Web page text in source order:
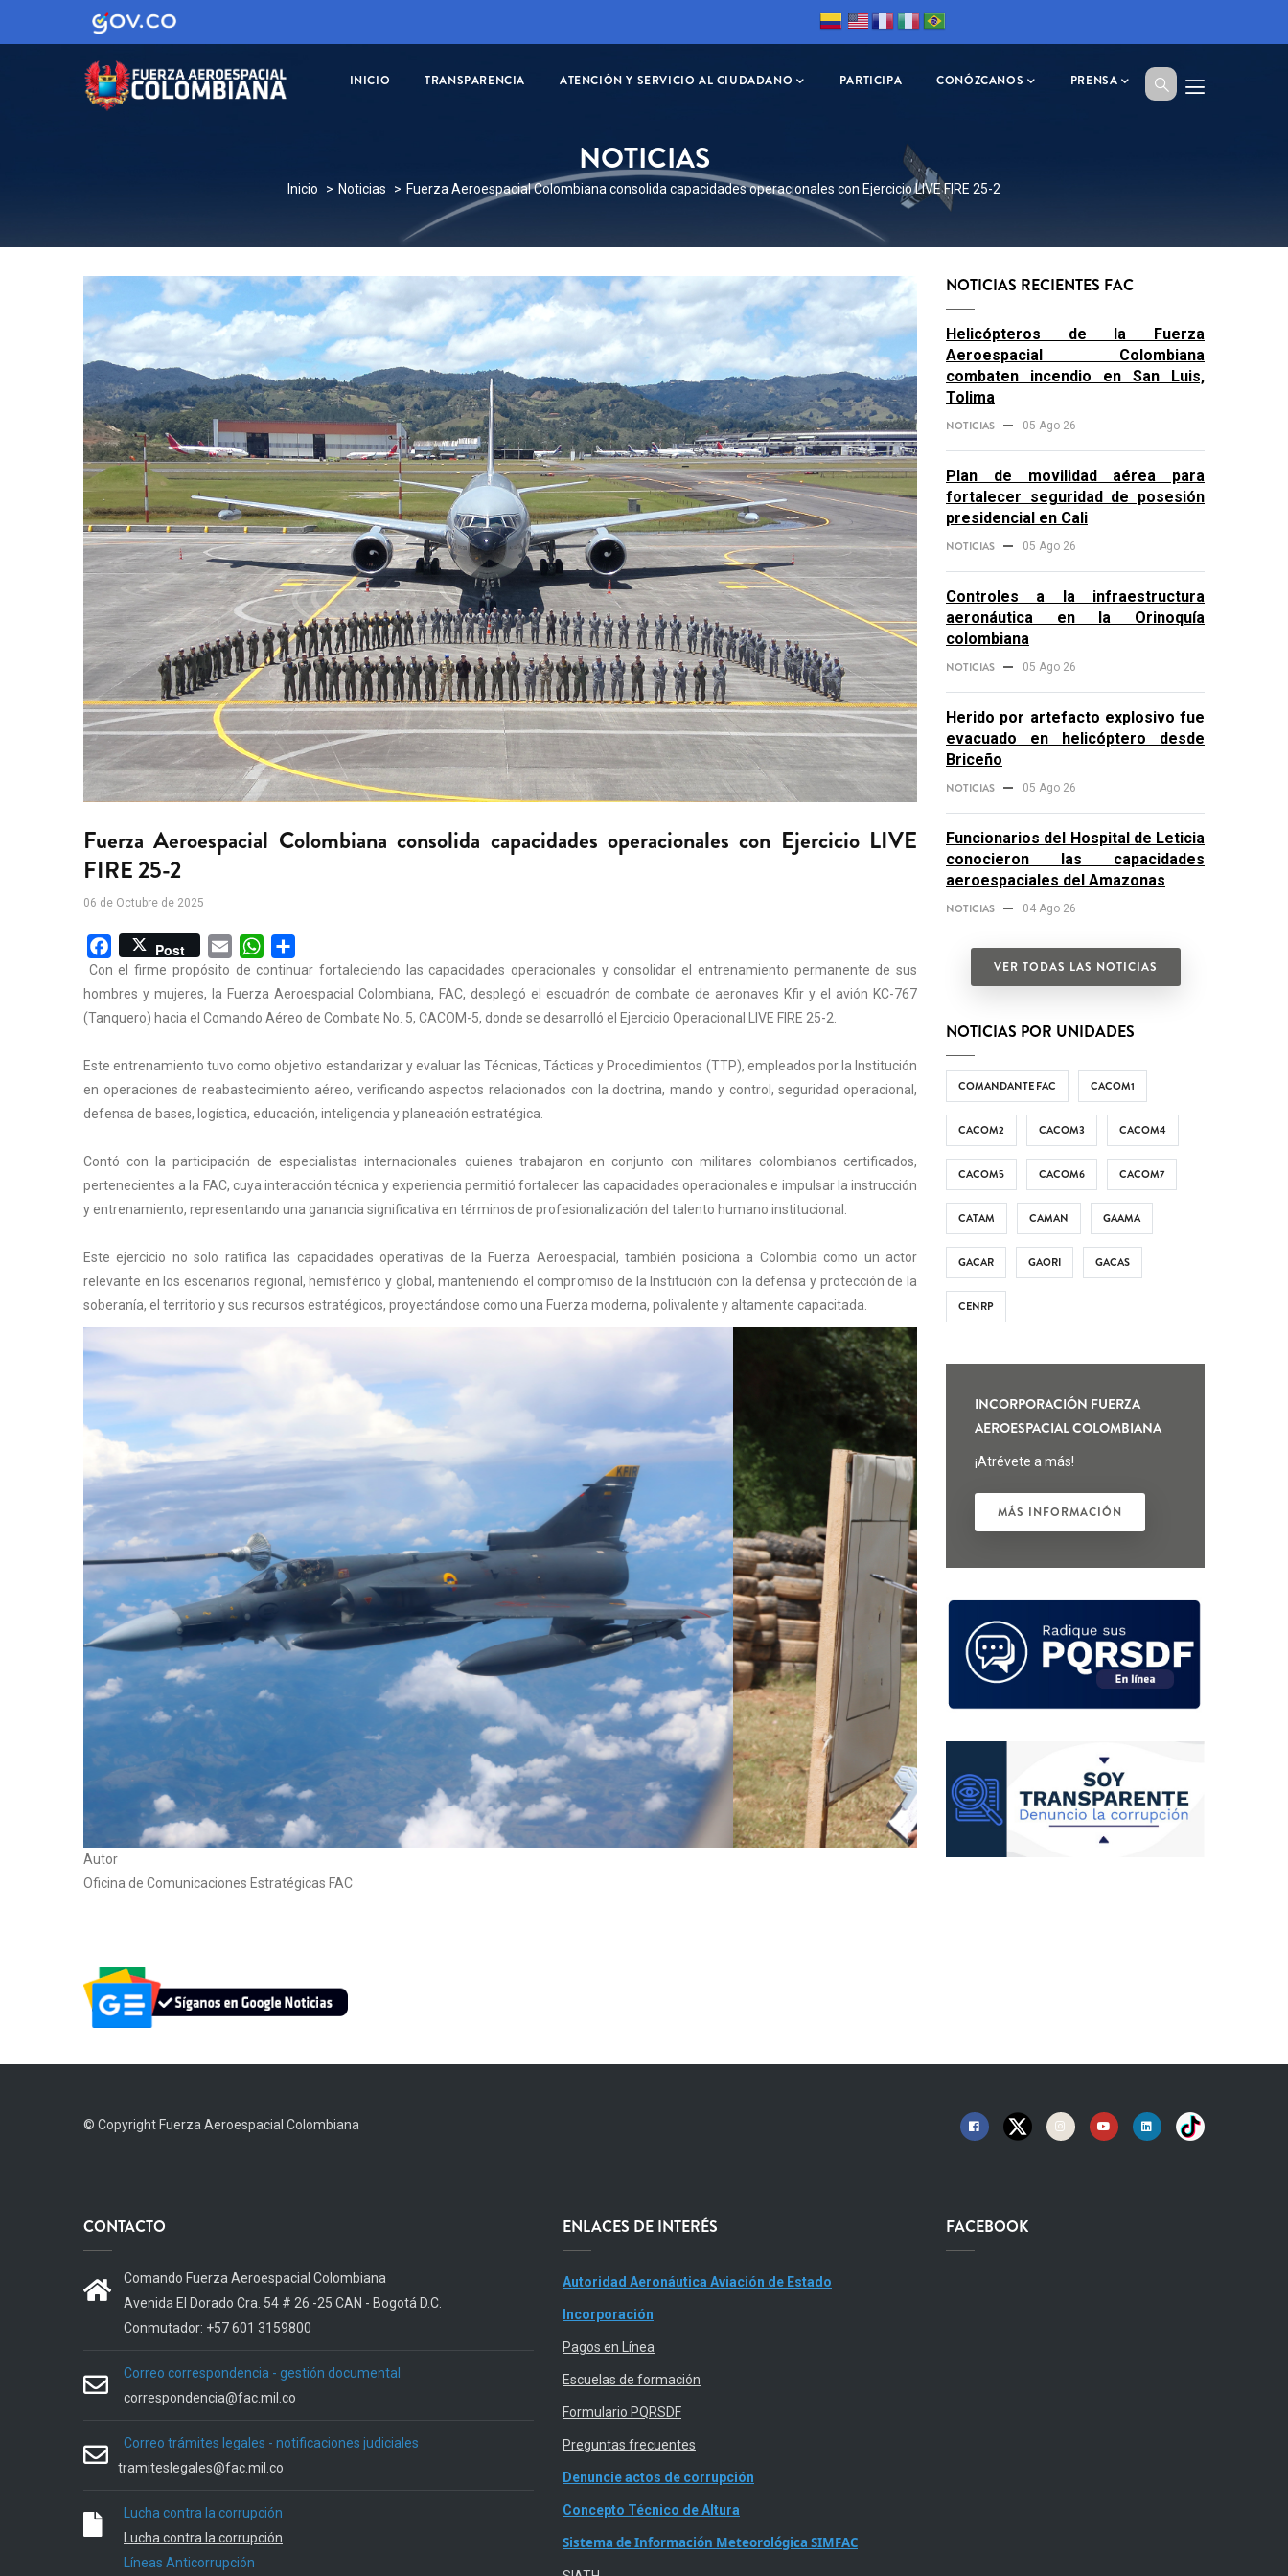
NAVIGATION
INICIO TRANSPARENCIA ATENCIÓN Y SERVICIO AL CIUDADANO PARTICIPA CONÓZCANOS PRENSA
NOTICIAS
SOBRESCRIBIR
DE
AYUDA
A
LA
NAVEGACIÓN
Inicio Noticias Fuerza Aeroespacial Colombiana consolida capacidades operacionales con Ejercicio LIVE FIRE 25-2
Fuerza Aeroespacial Colombiana consolida capacidades operacionales con Ejercicio LIVE
FIRE 25-2
06 de Octubre de 2025
Facebook
Post Email WhatsApp
Con el firme propósito de continuar fortaleciendo las capacidades operacionales y consolidar el entrenamiento permanente de sus
hombres y mujeres, la Fuerza Aeroespacial Colombiana, FAC, desplegó el escuadrón de combate de aeronaves Kfir y el avión KC-767
(Tanquero) hacia el Comando Aéreo de Combate No. 5, CACOM-5, donde se desarrolló el Ejercicio Operacional LIVE FIRE 25-2.
Este entrenamiento tuvo como objetivo estandarizar y evaluar las Técnicas, Tácticas y Procedimientos (TTP), empleados por la Institución
en operaciones de reabastecimiento aéreo, verificando aspectos relacionados con la doctrina, mando y control, seguridad operacional,
defensa de bases, logística, educación, inteligencia y planeación estratégica.
Contó con la participación de especialistas internacionales quienes trabajaron en conjunto con militares colombianos certificados,
pertenecientes a la FAC, cuya interacción técnica y experiencia permitió fortalecer las capacidades operacionales e impulsar la instrucción
y entrenamiento, representando una ganancia significativa en términos de profesionalización del talento humano institucional.
Este ejercicio no solo ratifica las capacidades operativas de la Fuerza Aeroespacial, también posiciona a Colombia como un actor
relevante en los escenarios regional, hemisférico y global, manteniendo el compromiso de la Institución con la defensa y protección de la
soberanía, el territorio y sus recursos estratégicos, proyectándose como una Fuerza moderna, polivalente y altamente capacitada.
Autor
Oficina de Comunicaciones Estratégicas FAC
NOTICIAS RECIENTES FAC
Helicópteros de la Fuerza
Aeroespacial Colombiana
combaten incendio en San Luis,
Tolima
NOTICIAS 05 Ago 26
Plan de movilidad aérea para
fortalecer seguridad de posesión
presidencial en Cali
NOTICIAS 05 Ago 26
Controles a la infraestructura
aeronáutica en la Orinoquía
colombiana
NOTICIAS 05 Ago 26
Herido por artefacto explosivo fue
evacuado en helicóptero desde
Briceño
NOTICIAS 05 Ago 26
Funcionarios del Hospital de Leticia
conocieron las capacidades
aeroespaciales del Amazonas
NOTICIAS 04 Ago 26
VER TODAS LAS NOTICIAS
NOTICIAS POR UNIDADES
COMANDANTE FAC CACOM1
CACOM2 CACOM3 CACOM4
CACOM5 CACOM6 CACOM7
CATAM CAMAN GAAMA
GACAR GAORI GACAS
CENRP
INCORPORACIÓN FUERZA
AEROESPACIAL COLOMBIANA
¡Atrévete a más!
MÁS INFORMACIÓN
© Copyright Fuerza Aeroespacial Colombiana
CONTACTO
Comando Fuerza Aeroespacial Colombiana
Avenida El Dorado Cra. 54 # 26 -25 CAN - Bogotá D.C.
Conmutador: +57 601 3159800
Correo correspondencia - gestión documental
correspondencia@fac.mil.co
Correo trámites legales - notificaciones judiciales
tramiteslegales@fac.mil.co
Lucha contra la corrupción
Lucha contra la corrupción
Líneas Anticorrupción
ENLACES DE INTERÉS
Autoridad Aeronáutica Aviación de Estado
Incorporación
Pagos en Línea
Escuelas de formación
Formulario PQRSDF
Preguntas frecuentes
Denuncie actos de corrupción
Concepto Técnico de Altura
Sistema de Información Meteorológica SIMFAC
FACEBOOK